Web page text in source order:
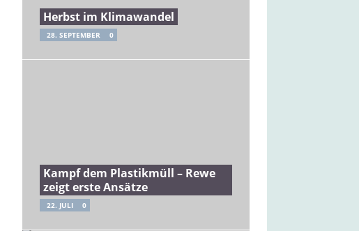
Herbst im Klimawandel
28. SEPTEMBER 0
Kampf dem Plastikmüll – Rewe
zeigt erste Ansätze
22. JULI 0